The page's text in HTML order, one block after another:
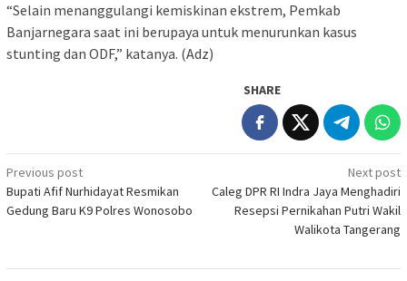
“Selain menanggulangi kemiskinan ekstrem, Pemkab
Banjarnegara saat ini berupaya untuk menurunkan kasus
stunting dan ODF,” katanya. (Adz)
SHARE
Post
navigation
Previous post
Bupati Afif Nurhidayat Resmikan
Gedung Baru K9 Polres Wonosobo
Next post
Caleg DPR RI Indra Jaya Menghadiri
Resepsi Pernikahan Putri Wakil
Walikota Tangerang